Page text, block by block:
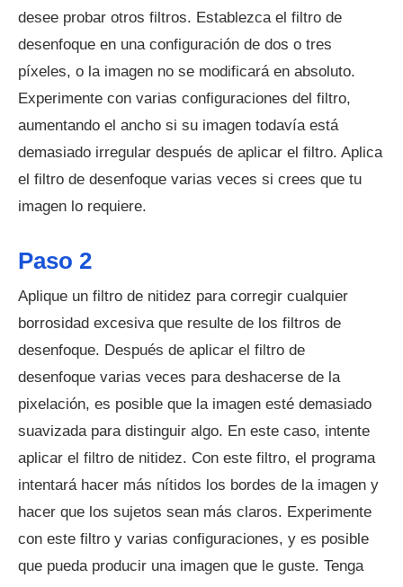
desee probar otros filtros. Establezca el filtro de
desenfoque en una configuración de dos o tres
píxeles, o la imagen no se modificará en absoluto.
Experimente con varias configuraciones del filtro,
aumentando el ancho si su imagen todavía está
demasiado irregular después de aplicar el filtro. Aplica
el filtro de desenfoque varias veces si crees que tu
imagen lo requiere.
Paso 2
Aplique un filtro de nitidez para corregir cualquier
borrosidad excesiva que resulte de los filtros de
desenfoque. Después de aplicar el filtro de
desenfoque varias veces para deshacerse de la
pixelación, es posible que la imagen esté demasiado
suavizada para distinguir algo. En este caso, intente
aplicar el filtro de nitidez. Con este filtro, el programa
intentará hacer más nítidos los bordes de la imagen y
hacer que los sujetos sean más claros. Experimente
con este filtro y varias configuraciones, y es posible
que pueda producir una imagen que le guste. Tenga